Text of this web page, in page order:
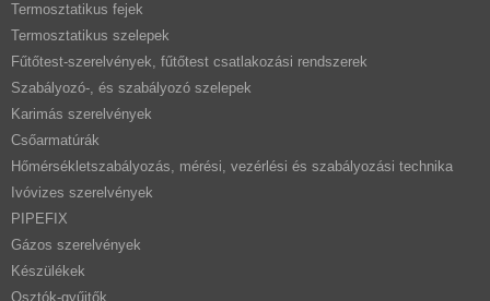
Termosztatikus fejek
Termosztatikus szelepek
Fűtőtest-szerelvények, fűtőtest csatlakozási rendszerek
Szabályozó-, és szabályozó szelepek
Karimás szerelvények
Csőarmatúrák
Hőmérsékletszabályozás, mérési, vezérlési és szabályozási technika
Ivóvizes szerelvények
PIPEFIX
Gázos szerelvények
Készülékek
Osztók-gyűjtők